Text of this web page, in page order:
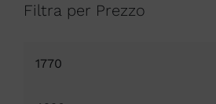
Filtra per Prezzo